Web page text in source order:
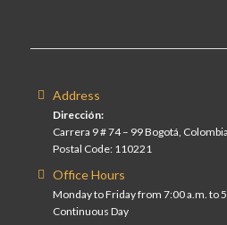
Address
Dirección:
Carrera 9 # 74 – 99 Bogotá,
Postal Code: 110221
Office Hours
Monday to Friday from 7:00 a.m. to
Continuous Day